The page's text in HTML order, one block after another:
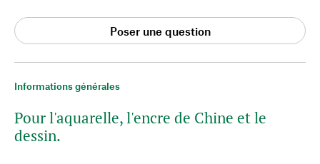
Informations générales
Pour l'aquarelle, l'encre de Chine et le
dessin.
Poser une question